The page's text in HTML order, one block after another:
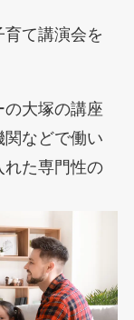
て講演会を
大塚の講座
関などで働い
れた専門性の